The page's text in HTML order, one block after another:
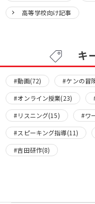
高等学校向け記事
キ
#動画(72) #ケンの冒
#オンライン授業(23)
#リスニング(15)
#ワ
#スピーキング指導(11)
#吉田研作(8)